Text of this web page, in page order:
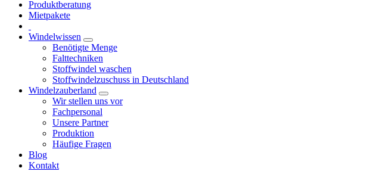
Produktberatung
Mietpakete
Windelwissen
Benötigte Menge
Falttechniken
Stoffwindel waschen
Stoffwindelzuschuss in Deutschland
Windelzauberland
Wir stellen uns vor
Fachpersonal
Unsere Partner
Produktion
Häufige Fragen
Blog
Kontakt